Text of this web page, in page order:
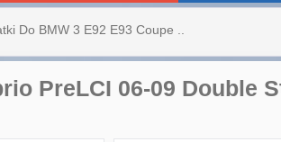
Do BMW 3 E92 E93 Coupe ..
PreLCI 06-09 Double